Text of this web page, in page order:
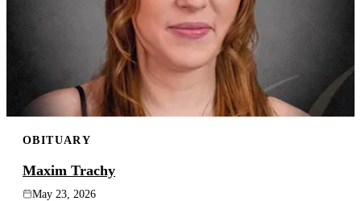
OBITUARY
Maxim Trachy
May 23, 2026